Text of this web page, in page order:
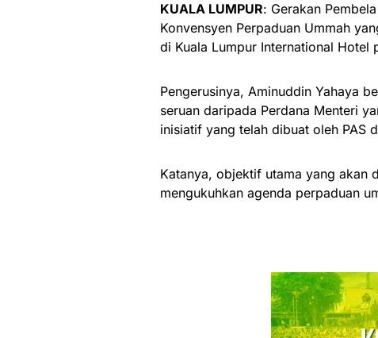
KUALA LUMPUR: Gerakan
Konvensyen Perpaduan Ummah
di Kuala Lumpur International Hotel
Pengerusinya, Aminuddin Yahaya
seruan daripada Perdana Menteri
inisiatif yang telah dibuat oleh PAS
Katanya, objektif utama yang akan
mengukuhkan agenda perpaduan